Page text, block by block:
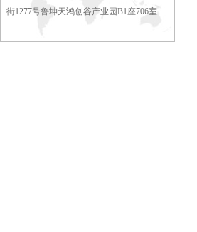
街1277号鲁坤天鸿创谷产业园B1座706室